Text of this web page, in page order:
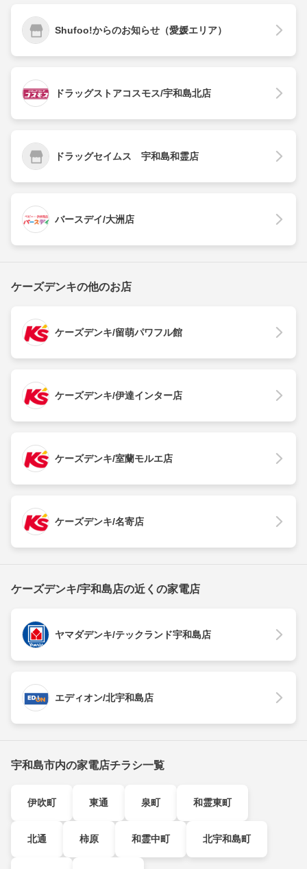
Shufoo!からのお知らせ（愛媛エリア）
ドラッグストアコスモス/宇和島北店
ドラッグセイムス 宇和島和霊店
バースデイ/大洲店
ケーズデンキの他のお店
ケーズデンキ/留萌パワフル館
ケーズデンキ/伊達インター店
ケーズデンキ/室蘭モルエ店
ケーズデンキ/名寄店
ケーズデンキ/宇和島店の近くの家電店
ヤマダデンキ/テックランド宇和島店
エディオン/北宇和島店
宇和島市内の家電店チラシ一覧
伊吹町 東通 泉町 和霊東町
北通 柿原 和霊中町 北宇和島町